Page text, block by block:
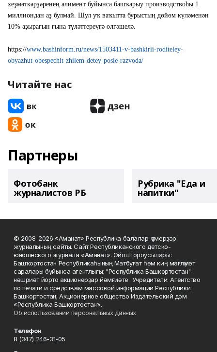
хеҙмәткәрҙәренең алимент буйынса башҡарыу производствоһы 1
миллиондан аҙ булмай. Шул уҡ ваҡытта бурыстың дөйөм күләменән
10% аҙырағын ғына түләттереүгә өлгәшелә.
https://www.bashinform.ru/news/1503411-v-bashkirii-roditeley-
obyazhut-obespechit-zhilem-detey-posle-razvoda/
Читайте нас
Партнеры
Фотобанк
журналистов РБ
Рубрика "Еда и
напитки"
© 2008-2026 «Аманат» Республика балалар-үҫмерҙәр
журналының сайты. Сайт Республиканского детско-
юношеского журнала «Аманат». Ойоштороусылары:
Башҡортостан Республикаһының Матбуғат һәм киң мәғлүмәт
саралары буйынса агентлығы; "Республика Башкортостан"
нәшриәт йорто акционерҙар йәмғиәте.. Учредители: Агентство
по печати и средствам массовой информации Республики
Башкортостан; Акционерное общество Издательский дом
«Республика Башкортостан».
Об использовании персональных данных
Телефон
8 (347) 246-31-05